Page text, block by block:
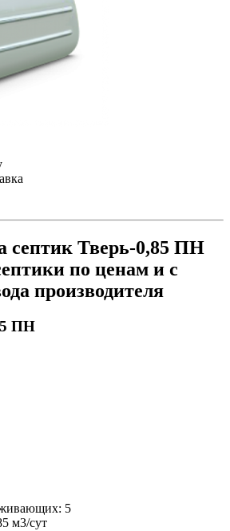
Тверь-0,85 ПН
по ценам и с
производителя
ПН
5
м3/сут